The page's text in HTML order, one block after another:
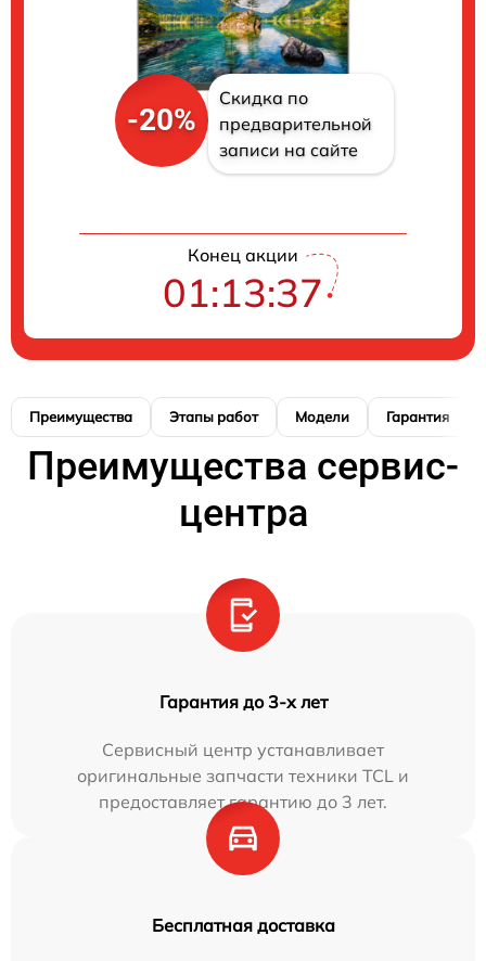
-20%
Скидка по
предварительной
записи на сайте
Конец акции
01:13:37
Преимущества Этапы работ Модели Гарантия
Преимущества сервис-
центра
Гарантия до 3-х лет
Сервисный центр устанавливает
оригинальные запчасти техники TCL и
предоставляет гарантию до 3 лет.
Бесплатная доставка